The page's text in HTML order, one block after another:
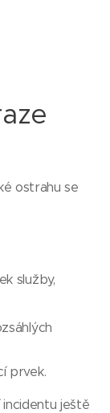
ostrahu se
služby,
prvek.
ještě